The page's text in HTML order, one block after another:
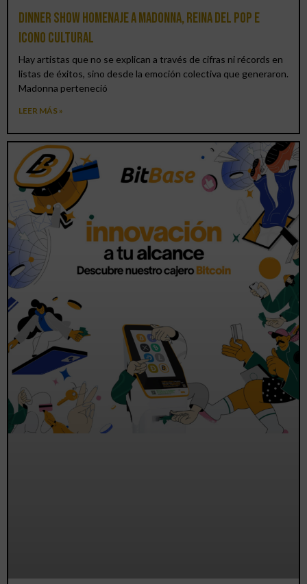
Dinner Show homenaje a Madonna, reina del pop e
icono cultural
Hay artistas que no se explican a través de cifras ni récords en
listas de éxitos, sino desde la emoción colectiva que generaron.
Madonna perteneció
LEER MÁS »